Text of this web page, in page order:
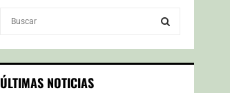
c
h
S
ÚLTIMAS NOTICIAS